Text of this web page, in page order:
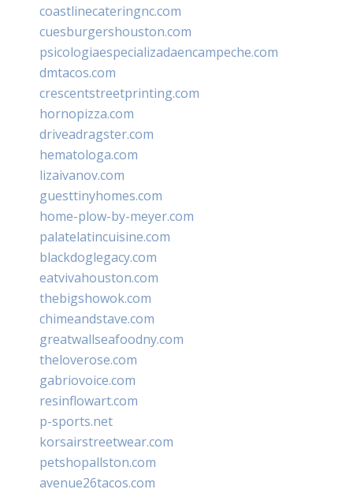
coastlinecateringnc.com
cuesburgershouston.com
psicologiaespecializadaencampeche.com
dmtacos.com
crescentstreetprinting.com
hornopizza.com
driveadragster.com
hematologa.com
lizaivanov.com
guesttinyhomes.com
home-plow-by-meyer.com
palatelatincuisine.com
blackdoglegacy.com
eatvivahouston.com
thebigshowok.com
chimeandstave.com
greatwallseafoodny.com
theloverose.com
gabriovoice.com
resinflowart.com
p-sports.net
korsairstreetwear.com
petshopallston.com
avenue26tacos.com